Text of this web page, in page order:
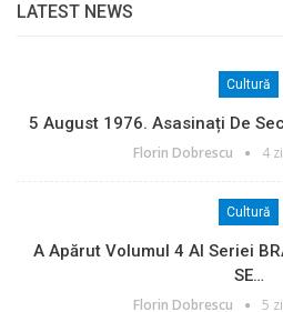
LATEST NEWS
Cultură
5 August 1976. Asasinați De
Florin Dobrescu 4
Cultură
A Apărut Volumul 4 Al Seriei
SE…
Florin Dobrescu 5